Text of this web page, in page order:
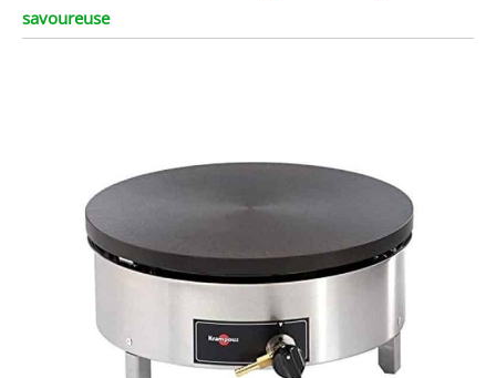
savoureuse